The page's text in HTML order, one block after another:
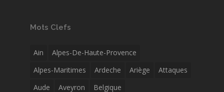
Mots Clefs
Ain
Alpes-De-Haute-Provence
Alpes-Maritimes
Ardeche Ariège
Attaques
Aude
Aveyron
Belgique